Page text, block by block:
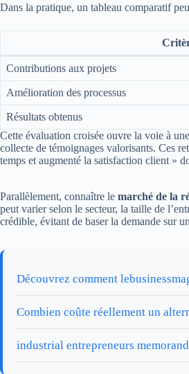
Dans la pratique, un tableau comparatif
Contributions aux projets
Amélioration des processus
Résultats obtenus
Cette évaluation croisée ouvre la voie à
collecte de témoignages valorisants. Ces
temps et augmenté la satisfaction client »
Parallèlement, connaître le marché de la
peut varier selon le secteur, la taille de
crédible, évitant de baser la demande sur
Découvrez comment
Combien coûte réellement un
industrial entrepreneurs